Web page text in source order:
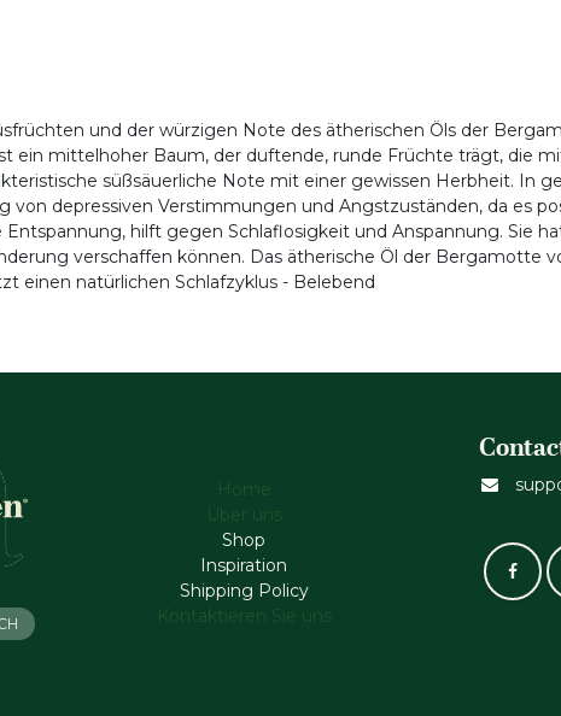
und der würzigen Note des ätherischen Öls der
ein mittelhoher Baum, der duftende, runde Früchte trägt, die
süßsäuerliche Note mit einer gewissen Herbheit. In
depressiven Verstimmungen und Angstzuständen, da es
hilft gegen Schlaflosigkeit und Anspannung. Sie
verschaffen können. Das ätherische Öl der Bergamotte
einen natürlichen Schlafzyklus - Belebend
Home
Über uns
Shop
Inspiration
Shipping Policy
Kontaktieren Sie uns